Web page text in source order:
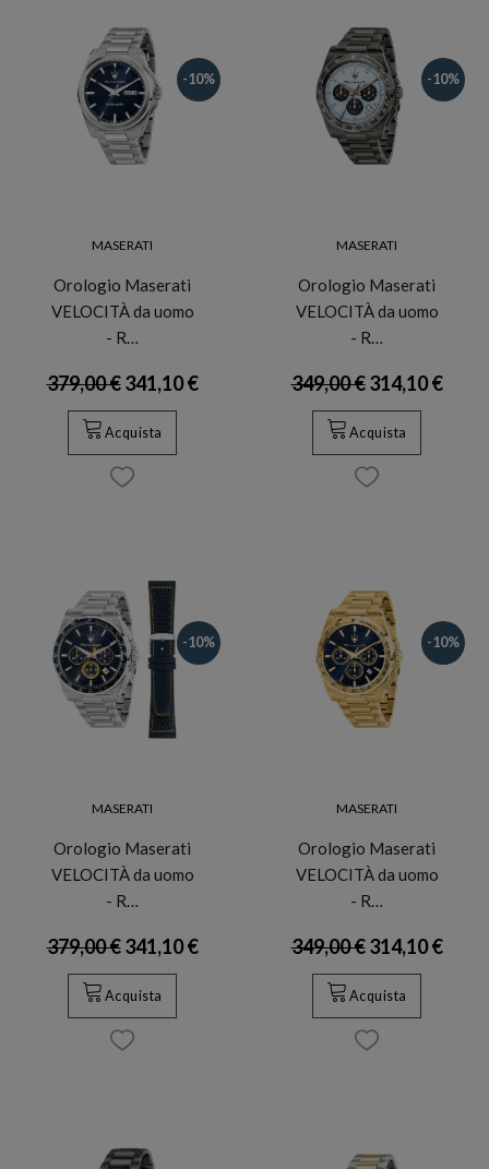
-10%
MASERATI
Orologio Maserati
VELOCITÀ da uomo
- R…
379,00 €341,10 €
Acquista
-10%
MASERATI
Orologio Maserati
VELOCITÀ da uomo
- R…
349,00 €314,10 €
Acquista
-10%
MASERATI
Orologio Maserati
VELOCITÀ da uomo
- R…
379,00 €341,10 €
Acquista
-10%
MASERATI
Orologio Maserati
VELOCITÀ da uomo
- R…
349,00 €314,10 €
Acquista